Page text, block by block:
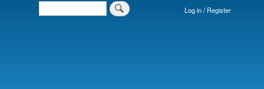
Login
Log in / Register
Search